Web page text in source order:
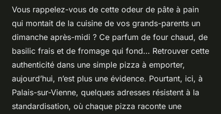
Vous rappelez-vous de cette odeur de pâte à pain
qui montait de la cuisine de vos grands-parents un
dimanche après-midi ? Ce parfum de four chaud, de
basilic frais et de fromage qui fond… Retrouver cette
authenticité dans une simple pizza à emporter,
aujourd’hui, n’est plus une évidence. Pourtant, ici, à
Palais-sur-Vienne, quelques adresses résistent à la
standardisation, où chaque pizza raconte une